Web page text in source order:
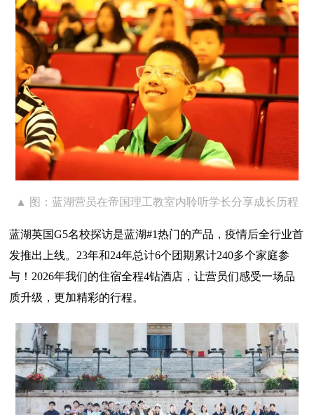
▲ 图：蓝湖营员在帝国理工教室内聆听学长分享成长历程
蓝湖英国G5名校探访是蓝湖#1热门的产品，疫情后全行业首
发推出上线。23年和24年总计6个团期累计240多个家庭参
与！2026年我们的住宿全程4钻酒店，让营员们感受一场品
质升级，更加精彩的行程。